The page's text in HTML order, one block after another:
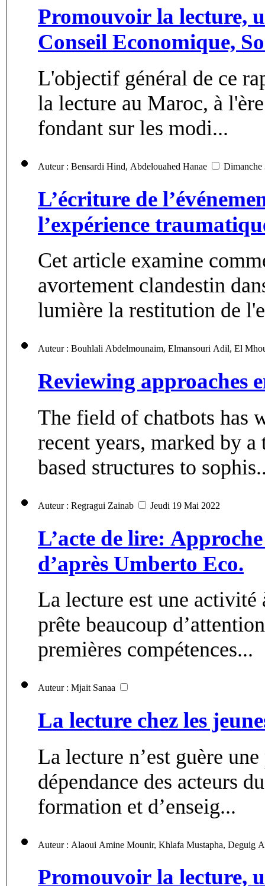
Promouvoir la lecture,
Conseil Economique,
L'objectif général de ce
la lecture au Maroc, à
fondant sur les modi...
Auteur : Bensardi Hind, Abdelouahed Hanae Dimanche
L’écriture de
l’expérience
Cet article examine
avortement clandestin
lumière la restitution de
Reviewing approaches
The field of chatbots has
recent years, marked by
based structures to
Auteur : Regragui Zainab Jeudi 19 Mai 2022
L’acte de lire:
d’après Umberto Eco.
La lecture est une
prête beaucoup
premières compétences...
Auteur : Mjait Sanaa
La lecture chez les
La lecture n’est guère
dépendance des acteurs
formation et d’enseig...
Auteur :
Promouvoir la lecture,